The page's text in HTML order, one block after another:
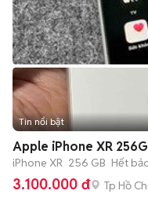
Tin nổi bật
Apple iPhone XR
iPhone XR 256 GB Hết
3.100.000 đ Tp Hồ